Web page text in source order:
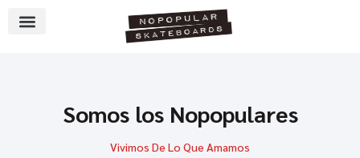
Somos los Nopopulares
Vivimos De Lo Que Amamos